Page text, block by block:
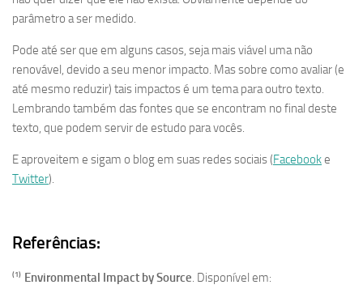
parâmetro a ser medido.
Pode até ser que em alguns casos, seja mais viável uma não
renovável, devido a seu menor impacto. Mas sobre como avaliar (e
até mesmo reduzir) tais impactos é um tema para outro texto.
Lembrando também das fontes que se encontram no final deste
texto, que podem servir de estudo para vocês.
E aproveitem e sigam o blog em suas redes sociais (Facebooke
Twitter).
Referências:
(1) Environmental Impact by Source. Disponível em: